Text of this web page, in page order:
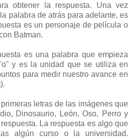
obtener la respuesta. Una vez
palabra de atrás para adelante, es
es un personaje de película o
Batman.
es una palabra que empieza
y es la unidad que se utiliza en
para medir nuestro avance en
letras de las imágenes que
Dinosaurio, León, Oso, Perro y
La respuesta es algo que
algún curso o la universidad.